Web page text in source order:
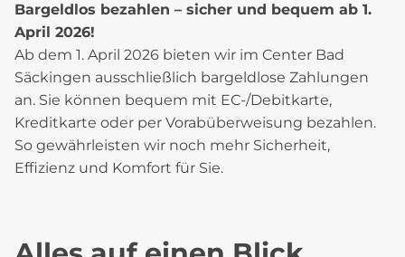
Bargeldlos bezahlen – sicher und bequem ab 1.
April 2026!
Ab dem 1. April 2026 bieten wir im Center Bad
Säckingen ausschließlich bargeldlose Zahlungen
an. Sie können bequem mit EC-/Debitkarte,
Kreditkarte oder per Vorabüberweisung bezahlen.
So gewährleisten wir noch mehr Sicherheit,
Effizienz und Komfort für Sie.